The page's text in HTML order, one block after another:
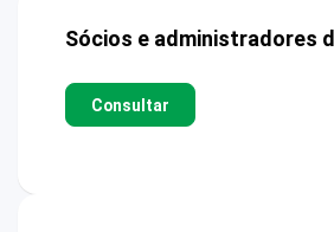
Sócios e administradores
Consultar